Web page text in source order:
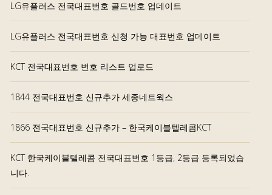
LG유플러스 전국대표번호 골드번호 업데이트
LG유플러스 전국대표번호 신청 가능 대표번호 업데이트
KCT 전국대표번호 번호 리스트 업로드
1844 전국대표번호 신규추가 세종네트웍스
1866 전국대표번호 신규추가 – 한국케이블텔레콤KCT
KCT 한국케이블텔레콤 전국대표번호 1등급, 2등급 등록되었습
니다.